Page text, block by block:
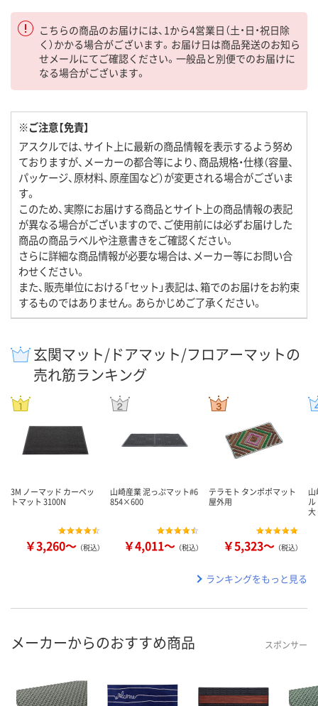
こちらの商品のお届けには、1から4営業日（土・日・祝日除
く）かかる場合がございます。お届け日は商品発送のお知ら
せメールにてご確認ください。一般品と別便でのお届けに
なる場合がございます。
※ご注意【免責】
アスクルでは、サイト上に最新の商品情報を表示するよう努め
ておりますが、メーカーの都合等により、商品規格・仕様（容量、
パッケージ、原材料、原産国など）が変更される場合がございま
す。
このため、実際にお届けする商品とサイト上の商品情報の表記
が異なる場合がございますので、ご使用前には必ずお届けした
商品の商品ラベルや注意書きをご確認ください。
さらに詳細な商品情報が必要な場合は、メーカー等にお問い合
わせください。
また、販売単位における「セット」表記は、箱でのお届けをお約束
するものではありません。あらかじめご了承ください。
玄関マット/ドアマット/フロアーマットの
売れ筋ランキング
3M ノーマッド カーペッ
トマット 3100N
￥3,260～ （税込）
山崎産業 泥っぷマット#6
854×600
￥4,011～ （税込）
テラモト タンポポマット
屋外用
￥5,323～ （税込）
ランキングをもっと見る
メーカーからのおすすめ商品 スポンサー